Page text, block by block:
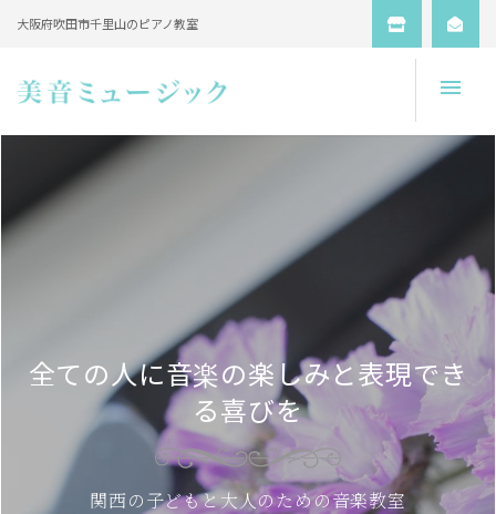
大阪府吹田市千里山のピアノ教室
全ての人に音楽の楽しみと表現でき
る喜びを
関西の子どもと大人のための音楽教室